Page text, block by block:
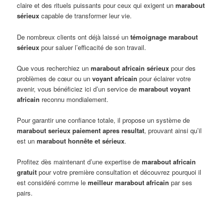
claire et des rituels puissants pour ceux qui exigent unmarabout
sérieux capable de transformer leur vie.
De nombreux clients ont déjà laissé untémoignage marabout
sérieux pour saluer l’efficacité de son travail.
Que vous recherchiez unmarabout africain sérieux pour des
problèmes de cœur ou unvoyant africain pour éclairer votre
avenir, vous bénéficiez ici d’un service demarabout voyant
africain reconnu mondialement.
Pour garantir une confiance totale, il propose un système de
marabout serieux paiement apres resultat, prouvant ainsi qu’il
est unmarabout honnête et sérieux.
Profitez dès maintenant d’une expertise demarabout africain
gratuit pour votre première consultation et découvrez pourquoi il
est considéré comme lemeilleur marabout africain par ses
pairs.